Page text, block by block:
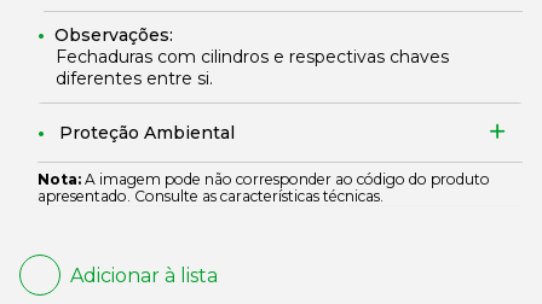
Observações:
Fechaduras com cilindros e respectivas chaves
diferentes entre si.
Proteção Ambiental
Nota: A imagem pode não corresponder ao código do produto
apresentado. Consulte as características técnicas.
Adicionar à lista